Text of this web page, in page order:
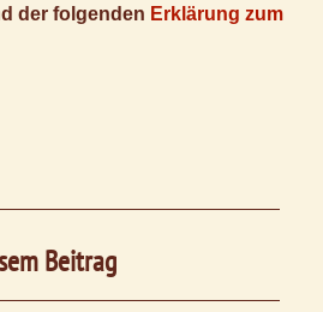
der folgenden Erklärung zum
Beitrag